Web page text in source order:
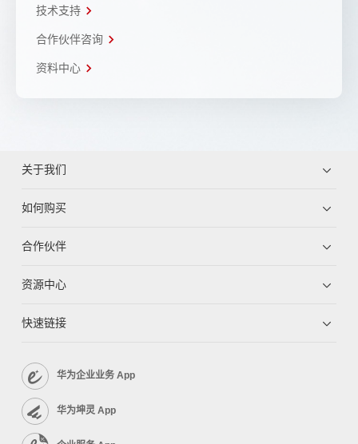
技术支持
合作伙伴咨询
资料中心
关于我们
如何购买
合作伙伴
资源中心
快速链接
华为企业业务 App
华为坤灵 App